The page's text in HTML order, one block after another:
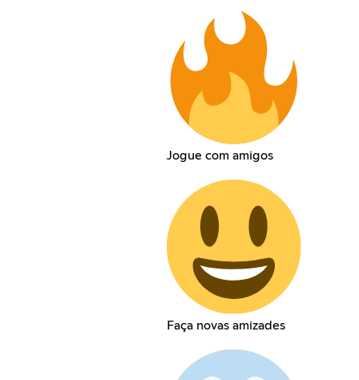
Jogue com amigos
Faça novas amizades